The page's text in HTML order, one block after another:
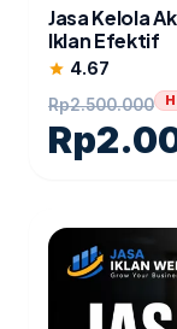
Jasa Kelola
Iklan Efektif
star 4.67
Rp2.500.000
Rp